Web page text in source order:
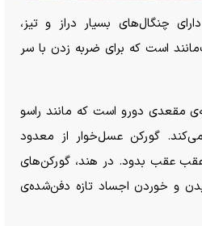
چنگال‌های بسیار دراز و تیز،
است که برای ضربه زدن با سر
مقعدی دو‌رو است که مانند راسو
گورکن عسل‌خوار از معدود
عقب بدود. در هند، گورکن‌های
و خوردن اجساد تازه دفن‌شده‌ی